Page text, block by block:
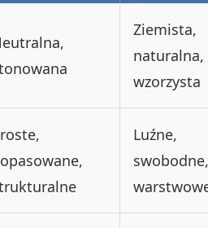
Ziemista,
naturalna,
wzorzysta
Luźne,
swobodne,